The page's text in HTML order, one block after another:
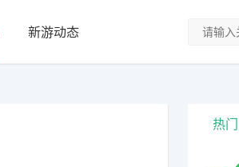
新游动态
热门